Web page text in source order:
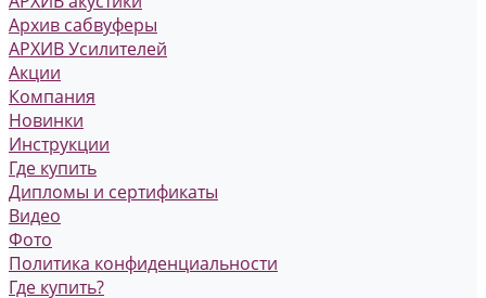
Архив сабвуферы
АРХИВ Усилителей
Акции
Компания
Новинки
Инструкции
Где купить
Дипломы и сертификаты
Видео
Фото
Политика конфиденциальности
Где купить?